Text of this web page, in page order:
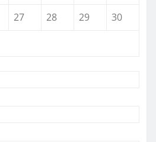
27 28 29
30